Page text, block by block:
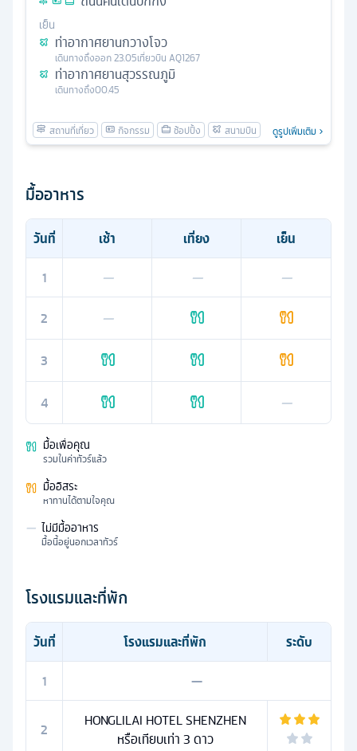
เย็น
ท่าอากาศยานกวางโจว
เดินทางถึงออก23.05เที่ยวบิน AQ1267
ท่าอากาศยานสุวรรณภูมิ
เดินทางถึง00.45
ดูรูปเพิ่มเติม
มื้ออาหาร
วันที่ เช้า เที่ยง
เย็น
1
— —
—
2
—
3
4 —
มื้อเพื่อคุณ
รวมในค่าทัวร์แล้ว
มื้ออิสระ
หาทานได้ตามใจคุณ
— ไม่มีมื้ออาหาร
มื้อนี้อยู่นอกเวลาทัวร์
โรงแรมและที่พัก
วันที่ โรงแรมและที่พัก
ระดับ
1
—
2
HONGLILAI HOTEL SHENZHEN
หรือเทียบเท่า 3 ดาว